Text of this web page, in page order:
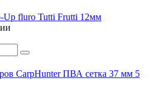
Up fluro Tutti Frutti 12мм